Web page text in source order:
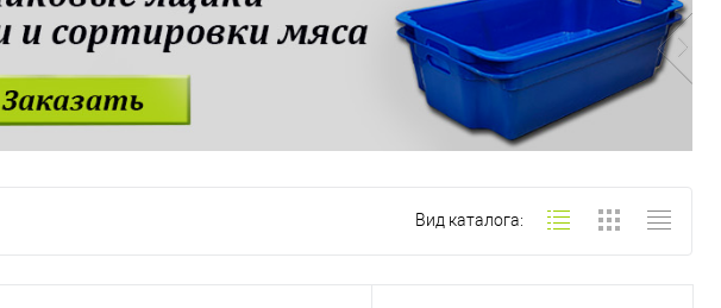
Вид каталога: